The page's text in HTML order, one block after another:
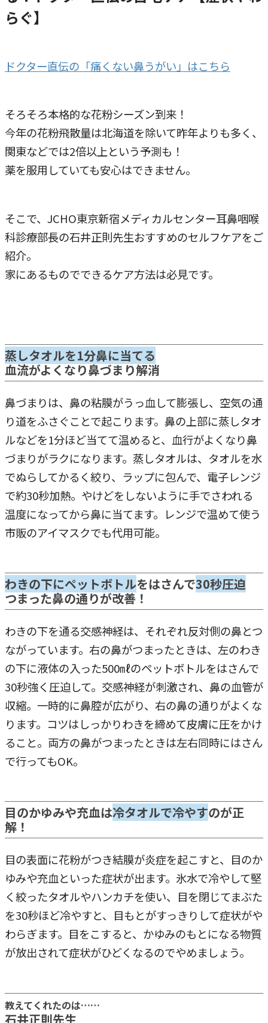
らぐ】
ドクター直伝の「痛くない鼻うがい」はこちら
そろそろ本格的な花粉シーズン到来！
今年の花粉飛散量は北海道を除いて昨年よりも多く、
関東などでは2倍以上という予測も！
薬を服用していても安心はできません。
そこで、JCHO東京新宿メディカルセンター耳鼻咽喉
科診療部長の石井正則先生おすすめのセルフケアをご
紹介。
家にあるものでできるケア方法は必見です。
蒸しタオルを1分鼻に当てる
血流がよくなり鼻づまり解消
鼻づまりは、鼻の粘膜がうっ血して膨張し、空気の通
り道をふさぐことで起こります。鼻の上部に蒸しタオ
ルなどを1分ほど当てて温めると、血行がよくなり鼻
づまりがラクになります。蒸しタオルは、タオルを水
でぬらしてかるく絞り、ラップに包んで、電子レンジ
で約30秒加熱。やけどをしないように手でさわれる
温度になってから鼻に当てます。レンジで温めて使う
市販のアイマスクでも代用可能。
わきの下にペットボトルをはさんで30秒圧迫
つまった鼻の通りが改善！
わきの下を通る交感神経は、それぞれ反対側の鼻とつ
ながっています。右の鼻がつまったときは、左のわき
の下に液体の入った500㎖のペットボトルをはさんで
30秒強く圧迫して。交感神経が刺激され、鼻の血管が
収縮。一時的に鼻腔が広がり、右の鼻の通りがよくな
ります。コツはしっかりわきを締めて皮膚に圧をかけ
ること。両方の鼻がつまったときは左右同時にはさん
で行ってもOK。
目のかゆみや充血は冷タオルで冷やすのが正
解！
目の表面に花粉がつき結膜が炎症を起こすと、目のか
ゆみや充血といった症状が出ます。氷水で冷やして堅
く絞ったタオルやハンカチを使い、目を閉じてまぶた
を30秒ほど冷やすと、目もとがすっきりして症状がや
わらぎます。目をこすると、かゆみのもとになる物質
が放出されて症状がひどくなるのでやめましょう。
教えてくれたのは……
石井正則先生